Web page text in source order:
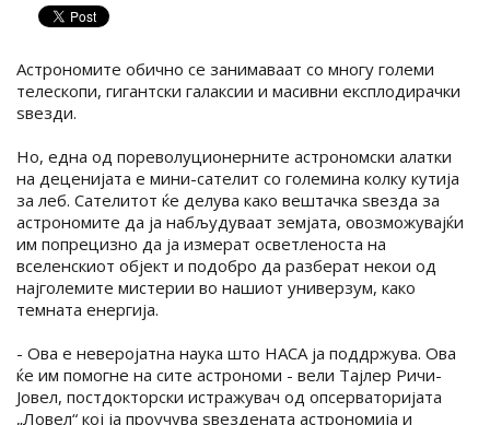
Астрономите обично се занимаваат со многу големи
телескопи, гигантски галаксии и масивни експлодирачки
ѕвезди.
Но, една од пореволуционерните астрономски алатки
на деценијата е мини-сателит со големина колку кутија
за леб. Сателитот ќе делува како вештачка ѕвезда за
астрономите да ја набљудуваат земјата, овозможувајќи
им попрецизно да ја измерат осветленоста на
вселенскиот објект и подобро да разберат некои од
најголемите мистерии во нашиот универзум, како
темната енергија.
- Ова е неверојатна наука што НАСА ја поддржува. Ова
ќе им помогне на сите астрономи - вели Тајлер Ричи-
Јовел, постдокторски истражувач од опсерваторијата
„Ловел“ кој ја проучува ѕвездената астрономија и